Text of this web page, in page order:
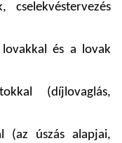
cselekvéstervezés
és a lovak
(díjlovaglás,
(az úszás alapjai,